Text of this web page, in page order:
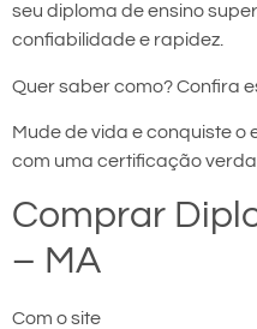
seu diploma de ensino
confiabilidade e rapidez.
Quer saber como? Confira
Mude de vida e conquiste o
com uma certificação
Comprar
– MA
Com o site